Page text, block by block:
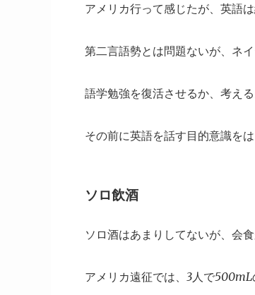
アメリカ行って感じたが、英語
第二言語勢とは問題ないが、ネ
語学勉強を復活させるか、考える
その前に英語を話す目的意識をは
ソロ飲酒
ソロ酒はあまりしてないが、会
アメリカ遠征では、3人で500mL